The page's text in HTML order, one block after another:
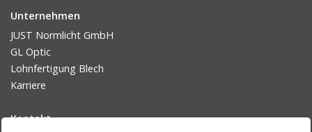
Unternehmen
JUST Normlicht GmbH
GL Optic
Lohnfertigung Blech
Karriere
Kontakt